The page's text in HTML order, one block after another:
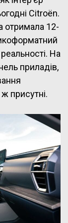
Citroën.
отримала 12-
На
приладів,
присутні.